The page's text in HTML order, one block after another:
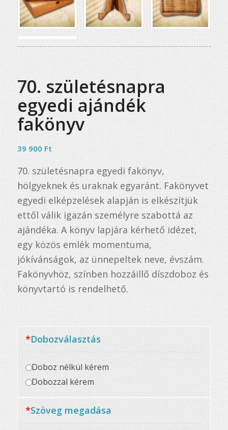
70. születésnapra
egyedi ajándék
fakönyv
39 900 Ft
70. születésnapra egyedi fakönyv,
hölgyeknek és uraknak egyaránt. Fakönyvet
egyedi elképzelések alapján is elkészítjük
ettől válik igazán személyre szabottá az
ajándéka. A könyv lapjára kérhető idézet,
egy közös emlék momentuma,
jókívánságok, az ünnepeltek neve, évszám.
Fakönyvhöz, színben hozzáillő díszdoboz és
könyvtartó is rendelhető.
*Dobozválasztás
Doboz nélkül kérem
Dobozzal kérem
*Szöveg megadása